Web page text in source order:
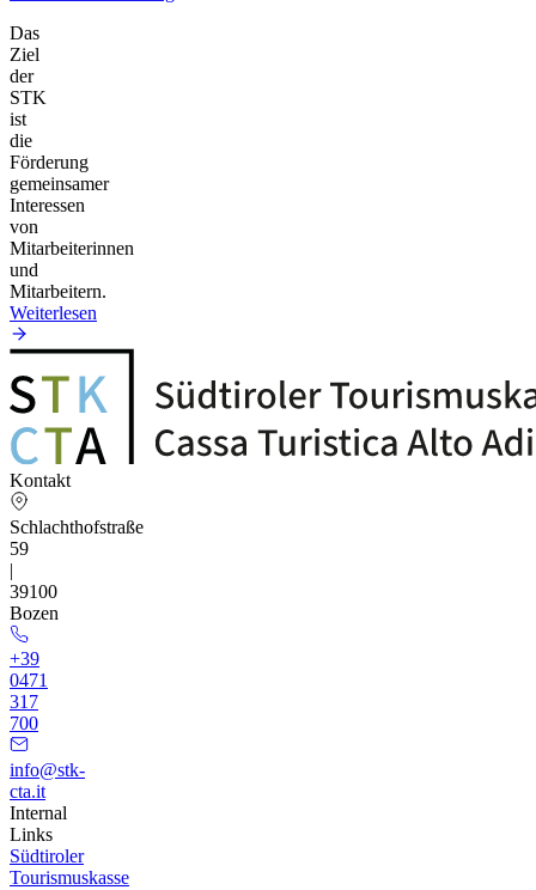
Das
Ziel
der
STK
ist
die
Förderung
gemeinsamer
Interessen
von
Mitarbeiterinnen
und
Mitarbeitern.
Weiterlesen
Kontakt
Schlachthofstraße
59
|
39100
Bozen
+39
0471
317
700
info@stk-
cta.it
Internal
Links
Südtiroler
Tourismuskasse